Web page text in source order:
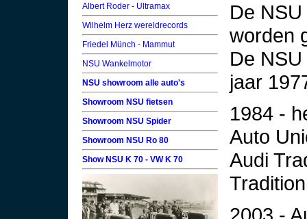
Albert Roder - Ultramax
Wilhelm Herz wereldrecords
Friedel Münch - Mammut
NSU Wankelmotor
NSU showroom alle auto's
Showroom NSU fietsen
Showroom NSU Spider
Showroom NSU Ro 80
Show NSU K 70 - VW K 70
De
worden
De
jaar
1984 -
Auto
Audi